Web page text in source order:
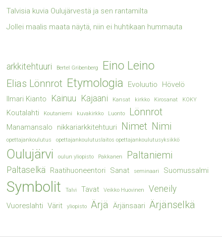
Talvisia kuvia Oulujärvestä ja sen rantamilta
Jollei maalis maata näytä, niin ei huhtikaan hummauta
arkkitehtuuri Bertel Gribenberg Eino Leino
Elias Lönnrot Etymologia Evoluutio
Hövelö
Ilmari Kianto
Kainuu Kajaani Kansat kirkko Kirosanat KOKY
Koutalahti Koutaniemi kuvakirkko Luonto Lönnrot
Manamansalo nikkariarkkitehtuuri Nimet Nimi
opettajankoulutus opettajankoulutuslaitos opettajankoulutusyksikkö
Oulujärvi oulun yliopisto Pakkanen Paltaniemi
Paltaselkä Raatihuoneentori Sanat seminaari Suomussalmi
Symbolit Talvi Tavat Veikko Huovinen Veneily
Vuoreslahti Värit yliopisto Ärjä Ärjänsaari Ärjänselkä